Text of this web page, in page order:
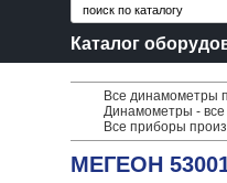
Каталог
Все динамометры
Динамометры - все
Все приборы
МЕГЕОН